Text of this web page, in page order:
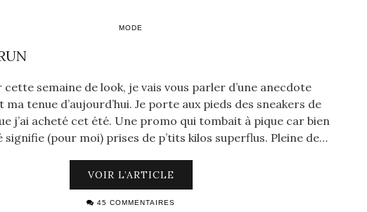
MODE
semaine de look, je vais vous parler d’une anecdote
tenue d’aujourd’hui. Je porte aux pieds des sneakers de
j’ai acheté cet été. Une promo qui tombait à pique car bien
signifie (pour moi) prises de p’tits kilos superflus. Pleine de…
VOIR L’ARTICLE
45 COMMENTAIRES